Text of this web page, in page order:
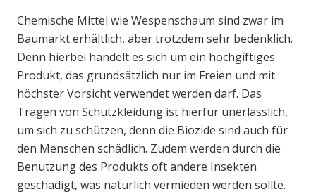
Chemische Mittel wie Wespenschaum sind zwar im
Baumarkt erhältlich, aber trotzdem sehr bedenklich.
Denn hierbei handelt es sich um ein hochgiftiges
Produkt, das grundsätzlich nur im Freien und mit
höchster Vorsicht verwendet werden darf. Das
Tragen von Schutzkleidung ist hierfür unerlässlich,
um sich zu schützen, denn die Biozide sind auch für
den Menschen schädlich. Zudem werden durch die
Benutzung des Produkts oft andere Insekten
geschädigt, was natürlich vermieden werden sollte.